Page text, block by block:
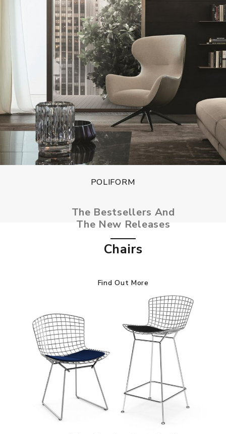
POLIFORM
The Bestsellers And
The New Releases
Chairs
Find Out More